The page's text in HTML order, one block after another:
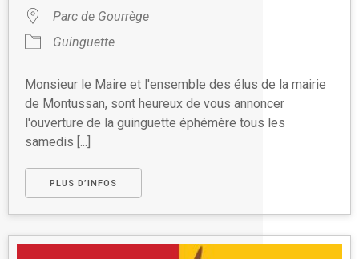
Parc de Gourrège
Guinguette
Monsieur le Maire et l'ensemble des élus de la mairie
de Montussan, sont heureux de vous annoncer
l'ouverture de la guinguette éphémère tous les
samedis [...]
PLUS D’INFOS